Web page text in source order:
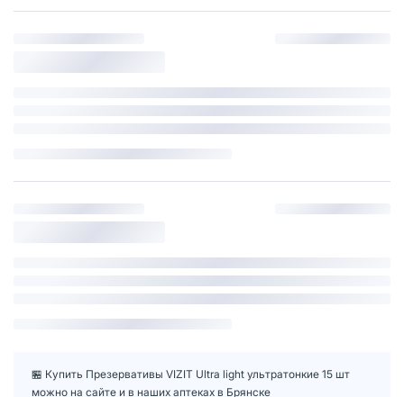
🏪 Купить Презервативы VIZIT Ultra light ультратонкие 15 шт
можно на сайте и в наших аптеках в Брянске